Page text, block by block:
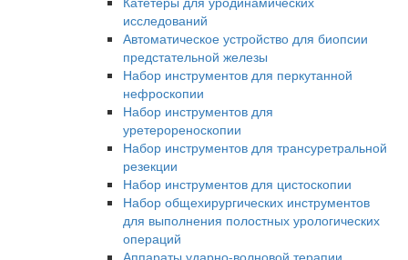
исследований
Автоматическое устройство для биопсии
предстательной железы
Набор инструментов для перкутанной
нефроскопии
Набор инструментов для
уретерореноскопии
Набор инструментов для трансуретральной
резекции
Набор инструментов для цистоскопии
Набор общехирургических инструментов
для выполнения полостных урологических
операций